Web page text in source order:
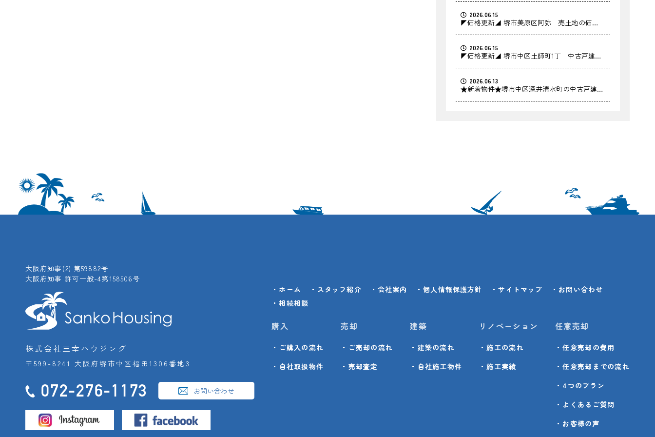
2026.06.15
◤価格更新◢ 堺市美原区阿弥 売土地の価格
2026.06.15
◤価格更新◢ 堺市中区土師町1丁 中古戸建の
2026.06.13
★新着物件★堺市中区深井清水町の中古戸建を
大阪府知事(2) 第59882号
大阪府知事 許可一般-4第158506号
株式会社三幸ハウジング
〒599-8241 大阪府堺市中区福田1306番地3
072-276-1173 お問い合わせ
・ホーム ・スタッフ紹介 ・会社案内 ・個人情報保護方針 ・サイトマップ
・お問い合わせ
・相続相談
購入
・ご購入の流れ
・自社取扱物件
売却
・ご売却の流れ
・売却査定
建築
・建築の流れ
・自社施工物件
リノベーション
・施工の流れ
・施工実績
任意売却
・任意売却の費用
・任意売却までの流れ
・4つのプラン
・よくあるご質問
・お客様の声